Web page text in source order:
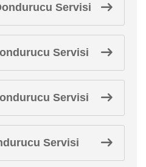
Servisi
Servisi
Servisi
Servisi